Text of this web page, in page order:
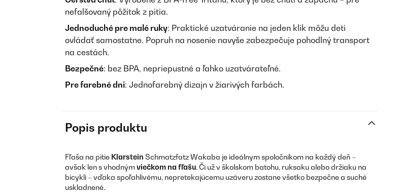
nefalšovaný pôžitok z pitia.
Jednoduché pre malé ruky: Praktické uzatváranie na jeden klik môžu deti
ovládať samostatne. Popruh na nosenie navyše zabezpečuje pohodlný transport
na cestách.
Bezpečné: bez BPA, nepriepustné a ľahko uzatvárateľné.
Pre farebné dni: Jednofarebný dizajn v žiarivých farbách.
Popis produktu
Fľaša na pitie Klarstein Schmatzfatz Wakaba je ideálnym spoločníkom na každý deň –
avšak len s vhodným viečkom na fľašu. Či už v školskom batohu, ruksaku alebo držiaku na
bicykli – vďaka spoľahlivému, nepretekajúcemu uzáveru zostane všetko bezpečne a suché
uskladnené.